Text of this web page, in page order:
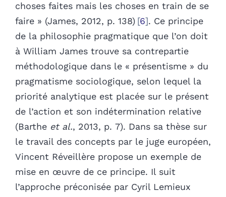
choses faites mais les choses en train de se
faire » (James, 2012, p. 138) 6 . Ce principe
de la philosophie pragmatique que l’on doit
à William James trouve sa contrepartie
méthodologique dans le « présentisme » du
pragmatisme sociologique, selon lequel la
priorité analytique est placée sur le présent
de l’action et son indétermination relative
(Barthe et al., 2013, p. 7). Dans sa thèse sur
le travail des concepts par le juge européen,
Vincent Réveillère propose un exemple de
mise en œuvre de ce principe. Il suit
l’approche préconisée par Cyril Lemieux